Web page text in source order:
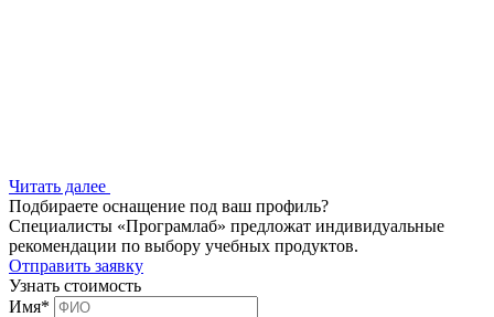
Читать далее
Подбираете оснащение под ваш профиль?
Специалисты «Програмлаб» предложат индивидуальные
рекомендации по выбору учебных продуктов.
Отправить заявку
Узнать стоимость
Имя*